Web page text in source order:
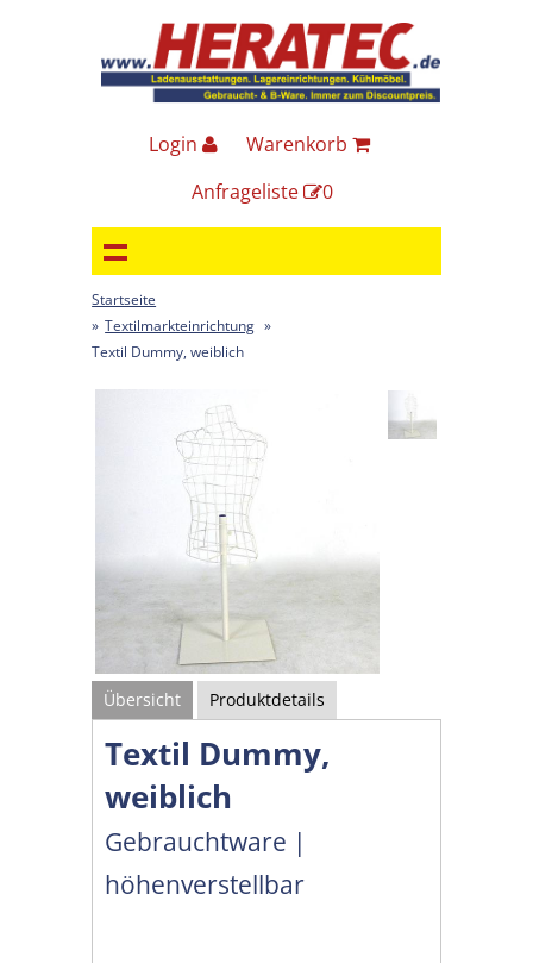
Login
Warenkorb
Anfrageliste
0
Startseite
» Textilmarkteinrichtung »
Textil Dummy, weiblich
Übersicht Produktdetails
Textil Dummy,
weiblich
Gebrauchtware |
höhenverstellbar